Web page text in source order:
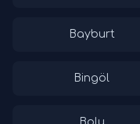
Bayburt
Bingöl